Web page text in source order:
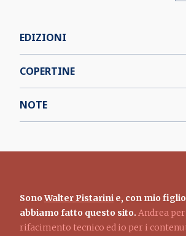
EDIZIONI
COPERTINE
NOTE
SonoWalter Pistarini e, con mio
abbiamo fatto questo sito. Andrea
rifacimento tecnico ed io per i